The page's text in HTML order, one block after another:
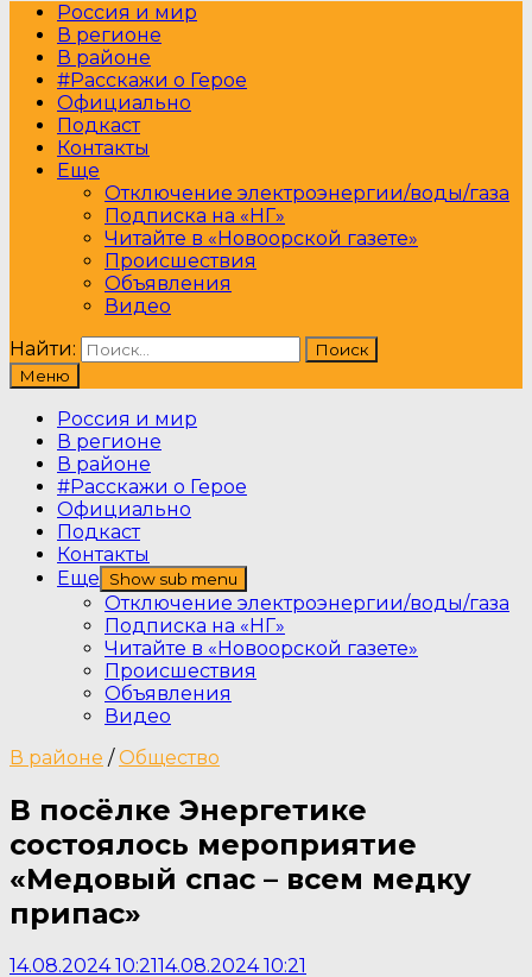
Россия и мир
В регионе
В районе
#Расскажи о Герое
Официально
Подкаст
Контакты
Еще
Отключение электроэнергии/воды/газа
Подписка на «НГ»
Читайте в «Новоорской газете»
Происшествия
Объявления
Видео
Найти:
Меню
Россия и мир
В регионе
В районе
#Расскажи о Герое
Официально
Подкаст
Контакты
Еще
Show sub menu
Отключение электроэнергии/воды/газа
Подписка на «НГ»
Читайте в «Новоорской газете»
Происшествия
Объявления
Видео
В районе /Общество
В посёлке Энергетике
состоялось мероприятие
«Медовый спас – всем медку
припас»
14.08.2024 10:2114.08.2024 10:21